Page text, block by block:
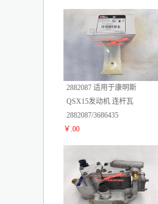
2882087 适用于康明斯
QSX15发动机 连杆瓦
2882087/3686435
￥.00